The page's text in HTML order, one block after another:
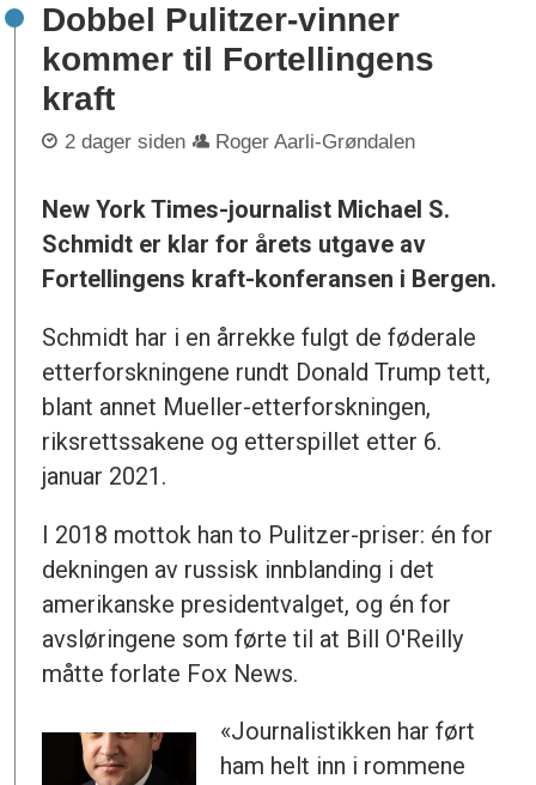
Dobbel Pulitzer-vinner
kommer til Fortellingens
kraft
2 dager siden Roger Aarli-Grøndalen
New York Times-journalist Michael S.
Schmidt er klar for årets utgave av
Fortellingens kraft-konferansen i Bergen.
Schmidt har i en årrekke fulgt de føderale
etterforskningene rundt Donald Trump tett,
blant annet Mueller-etterforskningen,
riksrettssakene og etterspillet etter 6.
januar 2021.
I 2018 mottok han to Pulitzer-priser: én for
dekningen av russisk innblanding i det
amerikanske presidentvalget, og én for
avsløringene som førte til at Bill O'Reilly
måtte forlate Fox News.
«Journalistikken har ført
ham helt inn i rommene